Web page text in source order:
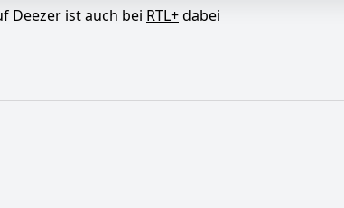
Deezer ist auch bei RTL+dabei